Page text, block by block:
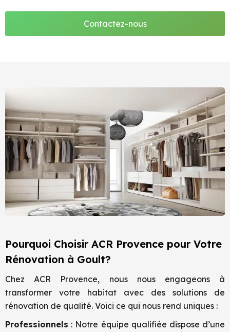
Contactez-nous
Pourquoi Choisir ACR Provence pour Votre
Rénovation à Goult?
Chez ACR Provence, nous nous engageons à
transformer votre habitat avec des solutions de
rénovation de qualité. Voici ce qui nous rend uniques :
Professionnels : Notre équipe qualifiée dispose d’une